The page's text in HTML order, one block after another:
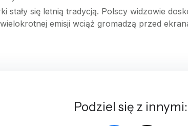
stały się letnią tradycją. Polscy widzowie
emisji wciąż gromadzą przed
Podziel się z innymi: